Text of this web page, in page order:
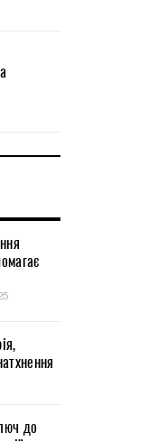
до